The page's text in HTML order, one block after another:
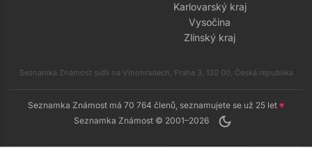
Karlovarský kraj
Vysočina
Zlínský kraj
Seznamka Známost sídlí na Vinohradech, Praha 3, 130 00, Česká republika
Seznamka Známost má 70 764 členů, seznamujete se už 25 let ♥
Seznamka Známost © 2001–2026
dark_mode